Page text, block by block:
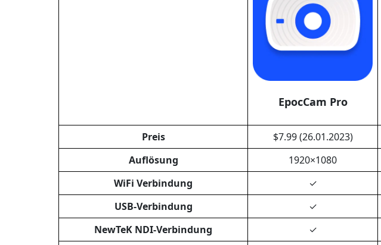
EpocCam Pro
Preis $7.99 (26.01.2023)
Auflösung
1920×1080
WiFi Verbindung
✓
USB-Verbindung
✓
NewTeK NDI-Verbindung
✓